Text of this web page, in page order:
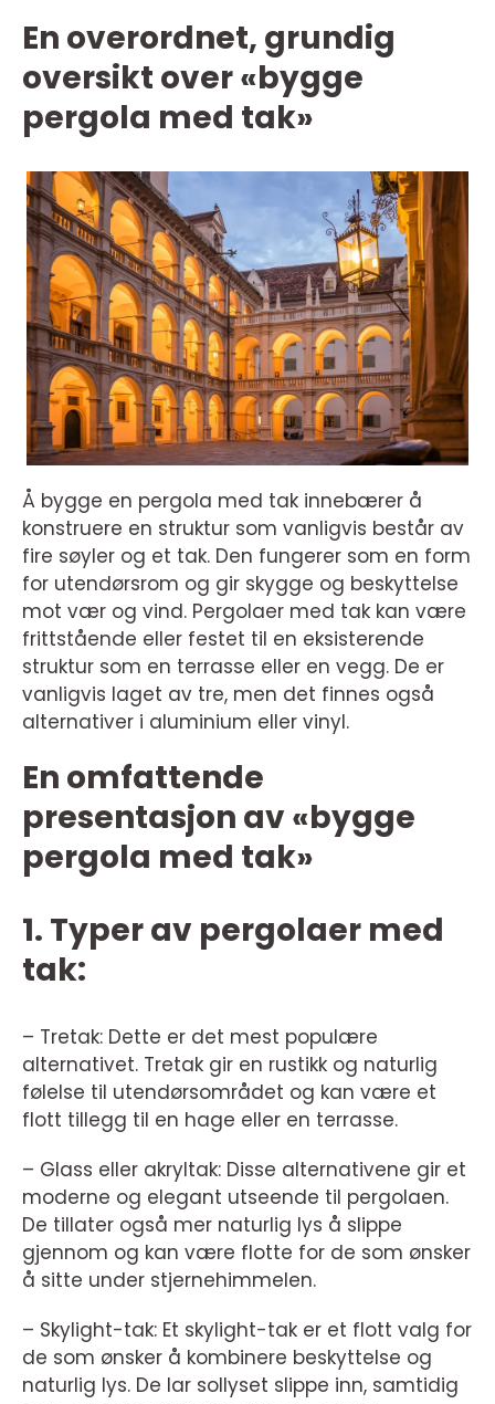
En overordnet, grundig
oversikt over «bygge
pergola med tak»
Å bygge en pergola med tak innebærer å
konstruere en struktur som vanligvis består av
fire søyler og et tak. Den fungerer som en form
for utendørsrom og gir skygge og beskyttelse
mot vær og vind. Pergolaer med tak kan være
frittstående eller festet til en eksisterende
struktur som en terrasse eller en vegg. De er
vanligvis laget av tre, men det finnes også
alternativer i aluminium eller vinyl.
En omfattende
presentasjon av «bygge
pergola med tak»
1. Typer av pergolaer med
tak:
– Tretak: Dette er det mest populære
alternativet. Tretak gir en rustikk og naturlig
følelse til utendørsområdet og kan være et
flott tillegg til en hage eller en terrasse.
– Glass eller akryltak: Disse alternativene gir et
moderne og elegant utseende til pergolaen.
De tillater også mer naturlig lys å slippe
gjennom og kan være flotte for de som ønsker
å sitte under stjernehimmelen.
– Skylight-tak: Et skylight-tak er et flott valg for
de som ønsker å kombinere beskyttelse og
naturlig lys. De lar sollyset slippe inn, samtidig